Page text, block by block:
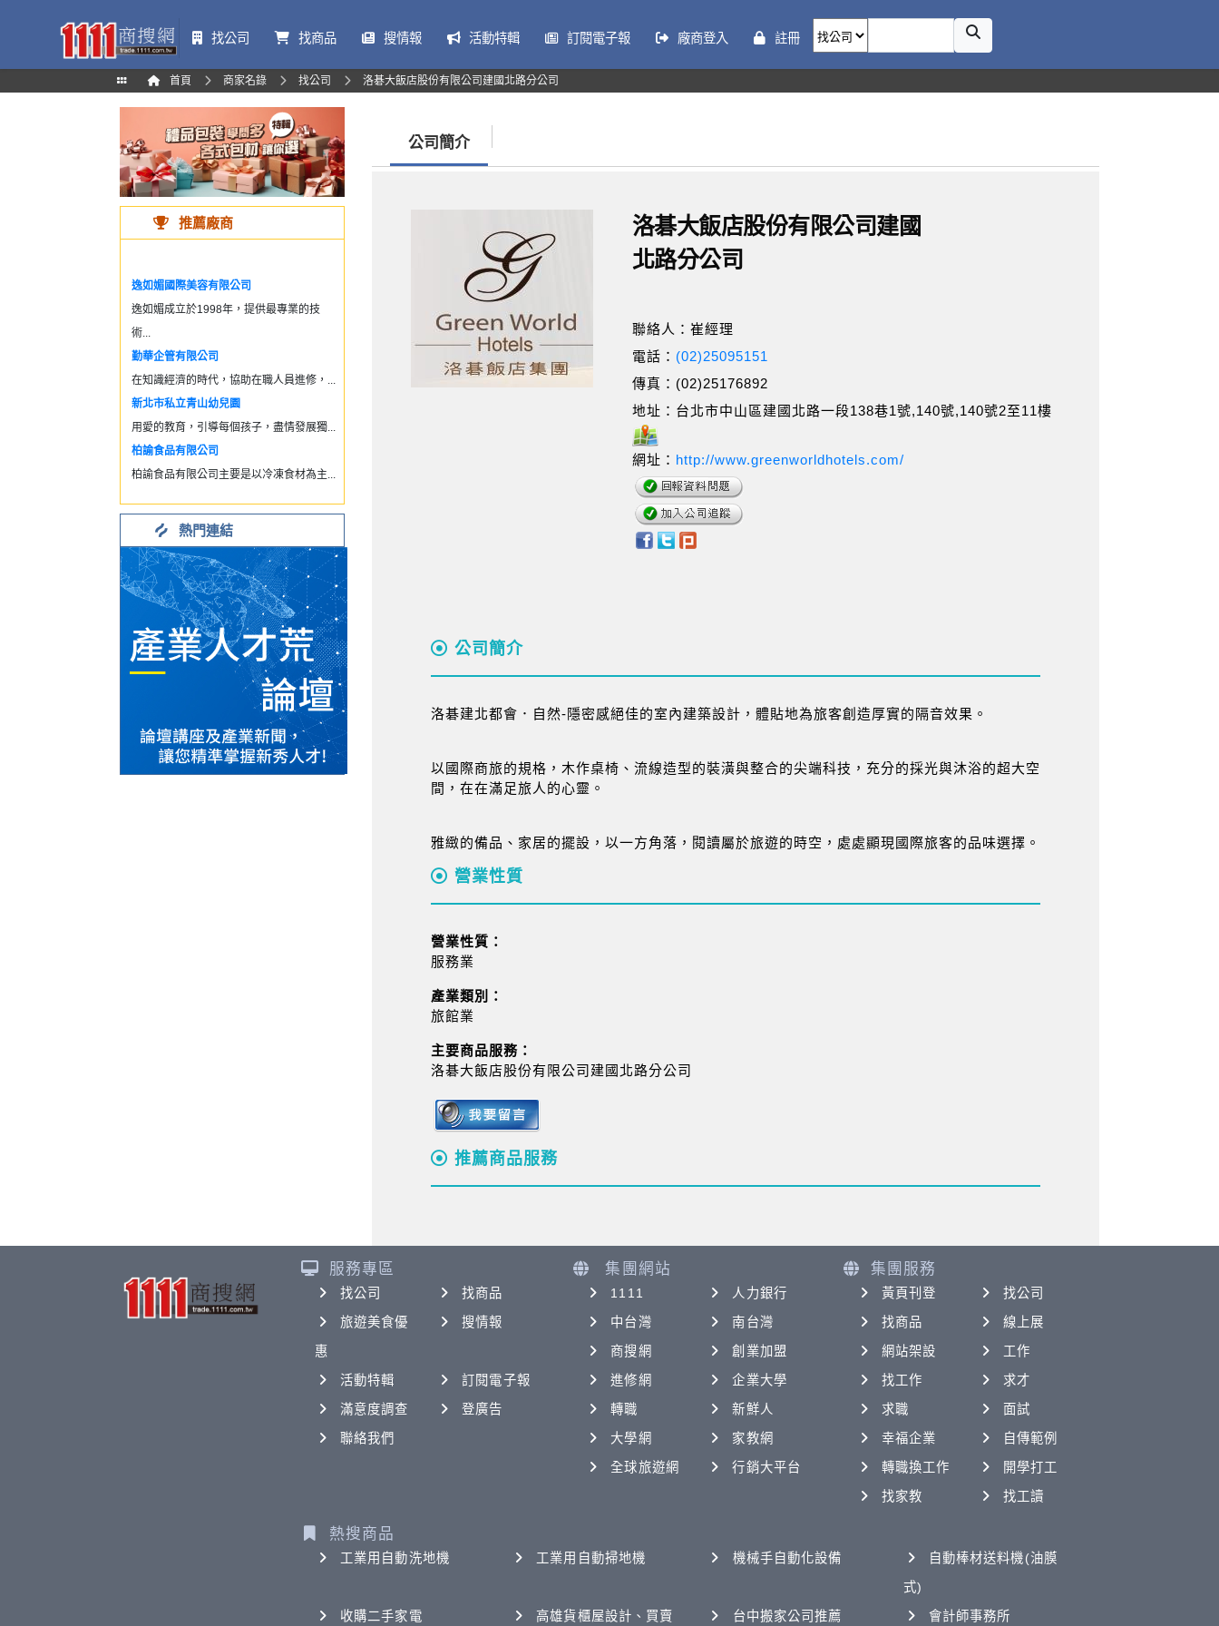
找公司 找商品 搜情報 活動特輯 訂閱電子報 廠商登入 註冊
首頁 商家名錄 找公司 洛碁大飯店股份有限公司建國北路分公司
推薦廠商
逸如媚國際美容有限公司
逸如媚成立於1998年，提供最專業的技
術...
勤華企管有限公司
在知識經濟的時代，協助在職人員進修，...
新北市私立青山幼兒園
用愛的教育，引導每個孩子，盡情發展獨...
柏諭食品有限公司
柏諭食品有限公司主要是以冷凍食材為主...
熱門連結
公司簡介
洛碁大飯店股份有限公司建國
北路分公司
聯絡人：崔經理
電話： (02)25095151
傳真：(02)25176892
地址：台北市中山區建國北路一段138巷1號,140號,140號2至11樓
網址： http://www.greenworldhotels.com/
公司簡介
洛碁建北都會．自然-隱密感絕佳的室內建築設計，體貼地為旅客創造厚實的隔音效果。
以國際商旅的規格，木作桌椅、流線造型的裝潢與整合的尖端科技，充分的採光與沐浴的超大空
間，在在滿足旅人的心靈。
雅緻的備品、家居的擺設，以一方角落，閱讀屬於旅遊的時空，處處顯現國際旅客的品味選擇。
營業性質
營業性質：
服務業
產業類別：
旅館業
主要商品服務：
洛碁大飯店股份有限公司建國北路分公司
推薦商品服務
服務專區
找公司
找商品
旅遊美食優
惠
搜情報
活動特輯
訂閱電子報
滿意度調查
登廣告
聯絡我們
集團網站
1111
人力銀行
中台灣
南台灣
商搜網
創業加盟
進修網
企業大學
轉職
新鮮人
大學網
家教網
全球旅遊網
行銷大平台
集團服務
黃頁刊登
找公司
找商品
線上展
網站架設
工作
找工作
求才
求職
面試
幸福企業
自傳範例
轉職換工作
開學打工
找家教
找工讀
熱搜商品
工業用自動洗地機 工業用自動掃地機 機械手自動化設備
自動棒材送料機(油膜
式)
收購二手家電
高雄貨櫃屋設計、買賣 台中搬家公司推薦 會計師事務所